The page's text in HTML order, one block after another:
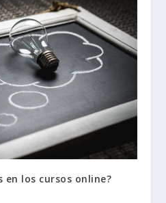
en los cursos online?